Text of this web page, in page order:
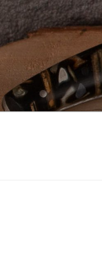
Aller
au
contenu
principal